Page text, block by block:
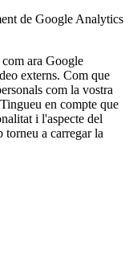
de Google Analytics
ara Google
externs. Com que
com la vostra
en compte que
i l'aspecte del
a carregar la